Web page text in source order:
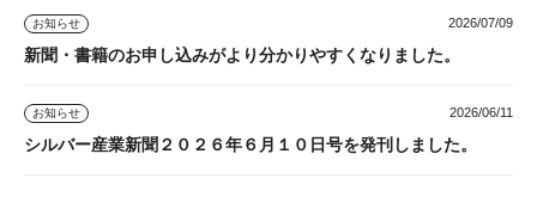
お知らせ 2026/07/09
新聞・書籍のお申し込みがより分かりやすくなりました。
お知らせ 2026/06/11
シルバー産業新聞２０２６年６月１０日号を発刊しました。